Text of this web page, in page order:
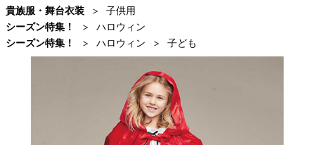
貴族服・舞台衣装
子供用
シーズン特集！
ハロウィン
シーズン特集！
ハロウィン 子ども